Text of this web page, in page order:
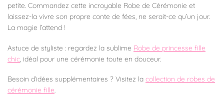
petite. Commandez cette incroyable Robe de Cérémonie et
laissez-la vivre son propre conte de fées, ne serait-ce qu’un jour.
La magie l’attend !
Astuce de styliste : regardez la sublime Robe de princesse fille
chic , idéal pour une cérémonie toute en douceur.
Besoin d’idées supplémentaires ? Visitez la collection de robes de
cérémonie fille.